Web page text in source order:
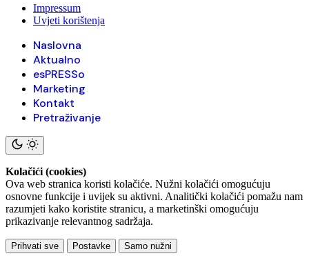
Impressum
Uvjeti korištenja
Naslovna
Aktualno
esPRESSo
Marketing
Kontakt
Pretraživanje
Kolačići (cookies)
Ova web stranica koristi kolačiće. Nužni kolačići omogućuju
osnovne funkcije i uvijek su aktivni. Analitički kolačići pomažu nam
razumjeti kako koristite stranicu, a marketinški omogućuju
prikazivanje relevantnog sadržaja.
Prihvati sve Postavke Samo nužni